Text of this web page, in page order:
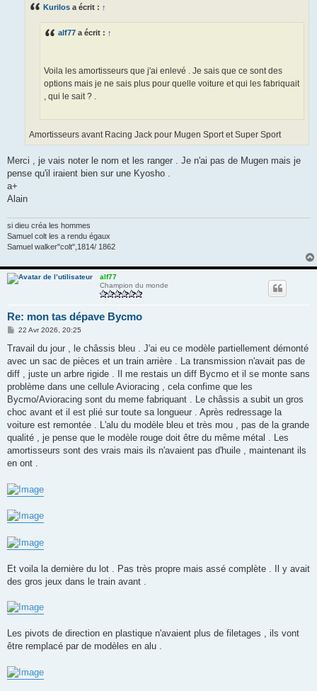
Kurilos a écrit : ↑
alf77 a écrit : ↑
Voila les amortisseurs que j'ai enlevé . Je sais que ce sont des
options mais je ne sais plus pour quelle voiture et qui les fabriquait
, qui le sait ? .
Amortisseurs avant Racing Jack pour Mugen Sport et Super Sport
Merci , je vais noter le nom et les ranger . Je n'ai pas de Mugen mais je
pense qu'il iraient bien sur une Kyosho .
a+
Alain
si dieu créa les hommes
Samuel colt les a rendu égaux
Samuel walker"colt",1814/ 1862
alf77
Champion du monde
Re: mon tas dépave Bycmo
M
s
a
g
22 Avr 2026, 20:25
Travail du jour , le châssis bleu . J'ai eu ce modèle partiellement démonté
avec un sac de pièces et un train arrière . La transmission n'avait pas de
diff , juste un arbre rigide . Il me restais un diff Bycmo et il se monte sans
problème dans une cellule Avioracing , cela confime que les
Bycmo/Avioracing sont du meme fabriquant . Le châssis a subit un gros
choc avant et il est plié sur toute sa longueur . Après redressage la
voiture est remontée . L'alu du modèle bleu et très mou , pas de la grande
qualité , je pense que le modèle rouge doit être du même métal . Les
amortisseurs sont des vrais mais ils n'avaient pas d'huile , maintenant ils
en ont .
Et voila la dernière du lot . Pas très propre mais assé complète . Il y avait
des gros jeux dans le train avant .
Les pivots de direction en plastique n'avaient plus de filetages , ils vont
être remplacé par de modèles en alu .